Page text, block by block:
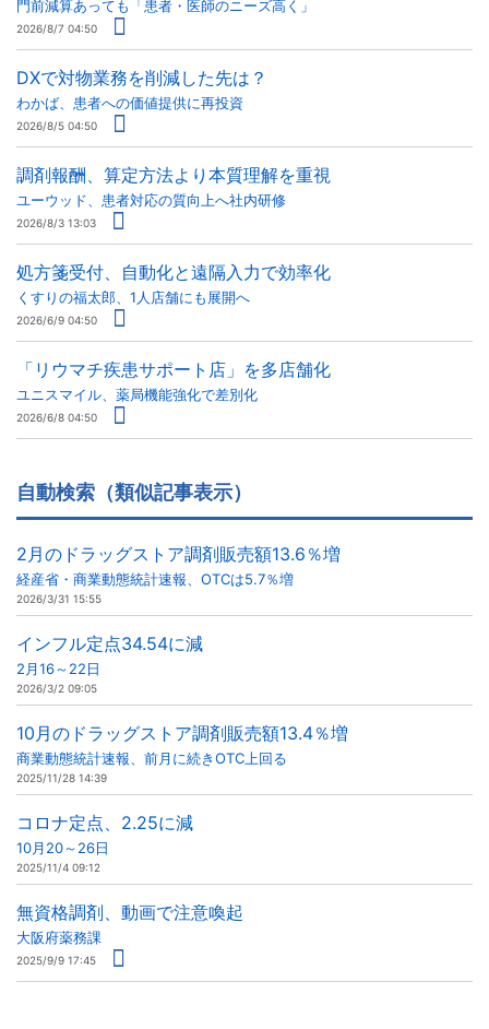
門前減算あっても「患者・医師のニーズ高く」
2026/8/7 04:50
DXで対物業務を削減した先は？
わかば、患者への価値提供に再投資
2026/8/5 04:50
調剤報酬、算定方法より本質理解を重視
ユーウッド、患者対応の質向上へ社内研修
2026/8/3 13:03
処方箋受付、自動化と遠隔入力で効率化
くすりの福太郎、1人店舗にも展開へ
2026/6/9 04:50
「リウマチ疾患サポート店」を多店舗化
ユニスマイル、薬局機能強化で差別化
2026/6/8 04:50
自動検索（類似記事表示）
2月のドラッグストア調剤販売額13.6％増
経産省・商業動態統計速報、OTCは5.7％増
2026/3/31 15:55
インフル定点34.54に減
2月16～22日
2026/3/2 09:05
10月のドラッグストア調剤販売額13.4％増
商業動態統計速報、前月に続きOTC上回る
2025/11/28 14:39
コロナ定点、2.25に減
10月20～26日
2025/11/4 09:12
無資格調剤、動画で注意喚起
大阪府薬務課
2025/9/9 17:45